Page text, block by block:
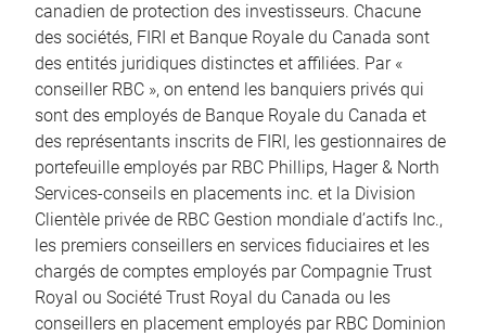
canadien de protection des investisseurs. Chacune
des sociétés, FIRI et Banque Royale du Canada sont
des entités juridiques distinctes et affiliées. Par «
conseiller RBC », on entend les banquiers privés qui
sont des employés de Banque Royale du Canada et
des représentants inscrits de FIRI, les gestionnaires de
portefeuille employés par RBC Phillips, Hager & North
Services-conseils en placements inc. et la Division
Clientèle privée de RBC Gestion mondiale d’actifs Inc.,
les premiers conseillers en services fiduciaires et les
chargés de comptes employés par Compagnie Trust
Royal ou Société Trust Royal du Canada ou les
conseillers en placement employés par RBC Dominion